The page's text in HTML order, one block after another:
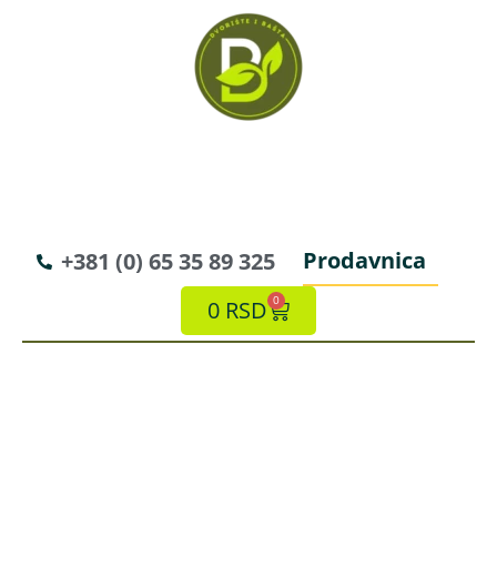
+381 (0) 65 35 89 325
Prodavnica
0 RSD 0